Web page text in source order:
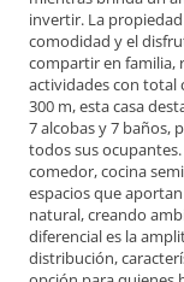
invertir. La
comodidad y el
compartir en familia,
actividades con total
300 m, esta casa
7 alcobas y 7 baños,
todos sus
comedor, cocina
espacios que
natural, creando
diferencial es la
distribución,